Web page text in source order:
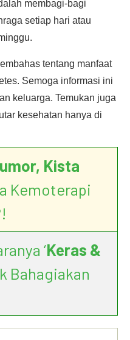
membagi-bagi
setiap hari atau
tentang manfaat
Semoga informasi ini
keluarga. Temukan juga
kesehatan hanya di
Kista
Kemoterapi
‘Keras &
Bahagiakan